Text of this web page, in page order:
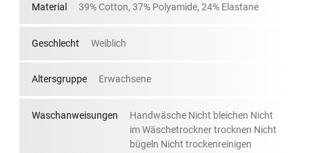
Material 39% Cotton, 37% Polyamide, 24% Elastane
Geschlecht Weiblich
Altersgruppe Erwachsene
Waschanweisungen
Handwäsche Nicht bleichen Nicht
im Wäschetrockner trocknen Nicht
bügeln Nicht trockenreinigen